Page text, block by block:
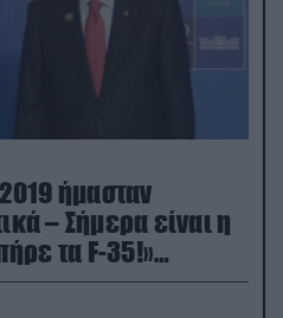
ήμασταν
– Σήμερα είναι η
τα F-35!»